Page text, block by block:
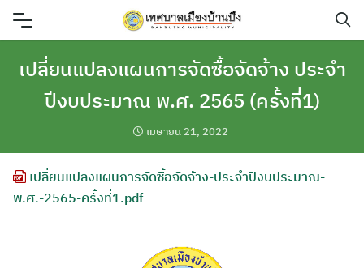
Skip
เปลี่ยนแปลงแผนการจัดซื้อจัดจ้าง ประจำ
ปีงบประมาณ พ.ศ. 2565 (ครั้งที่1)
เมษายน 21, 2022
เปลี่ยนแปลงแผนการจัดซื้อจัดจ้าง-ประจำปีงบประมาณ-
พ.ศ.-2565-ครั้งที่1.pdf